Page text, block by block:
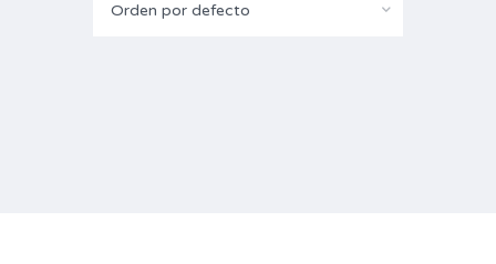
Orden por defecto